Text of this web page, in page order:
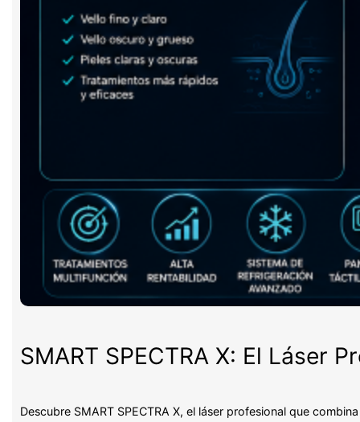
SMART SPECTRA X: El Láser
Descubre SMART SPECTRA X, el láser profesional que